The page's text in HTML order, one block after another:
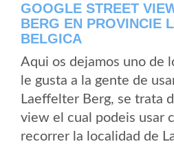
GOOGLE STREET
BERG EN PROVINCIE
BELGICA
Aqui os dejamos uno de
le gusta a la gente de
Laeffelter Berg, se trata
view el cual podeis usar
recorrer la localidad de